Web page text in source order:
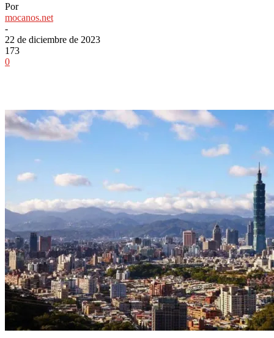
Por
mocanos.net
-
22 de diciembre de 2023
173
0